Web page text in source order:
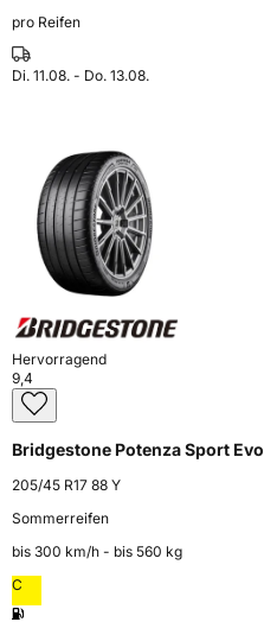
pro Reifen
Di. 11.08. - Do. 13.08.
Hervorragend
9,4
Bridgestone Potenza Sport Evo
205/45 R17 88 Y
Sommerreifen
bis 300 km⁠/⁠h - bis 560 kg
C